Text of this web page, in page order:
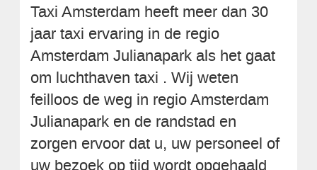
Taxi Amsterdam heeft meer dan 30
jaar taxi ervaring in de regio
Amsterdam Julianapark als het gaat
om luchthaven taxi . Wij weten
feilloos de weg in regio Amsterdam
Julianapark en de randstad en
zorgen ervoor dat u, uw personeel of
uw bezoek op tijd wordt opgehaald